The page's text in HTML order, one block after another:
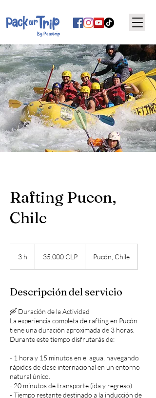
By Pauctrip
Rafting Pucon,
Chile
3 h
chilenos
35.000 CLP Pucón, Chile
Descripción del servicio
🛶 Duración de la Actividad
La experiencia completa de rafting en Pucón
tiene una duración aproximada de 3 horas.
Durante este tiempo disfrutarás de:
- 1 hora y 15 minutos en el agua, navegando
rápidos de clase internacional en un entorno
natural único.
- 20 minutos de transporte (ida y regreso).
- Tiempo restante destinado a la inducción de